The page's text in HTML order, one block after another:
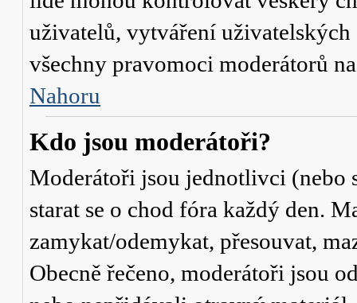
uživatelů, vytváření
všechny pravomoci moderátorů
Nahoru
Kdo jsou moderátoři?
Moderátoři jsou jednotlivci (nebo
starat se o chod fóra každý den.
zamykat/odemykat, přesouvat,
Obecně řečeno, moderátoři jsou